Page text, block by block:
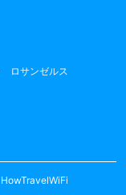
ロサンゼルス
HowTravelWiFi